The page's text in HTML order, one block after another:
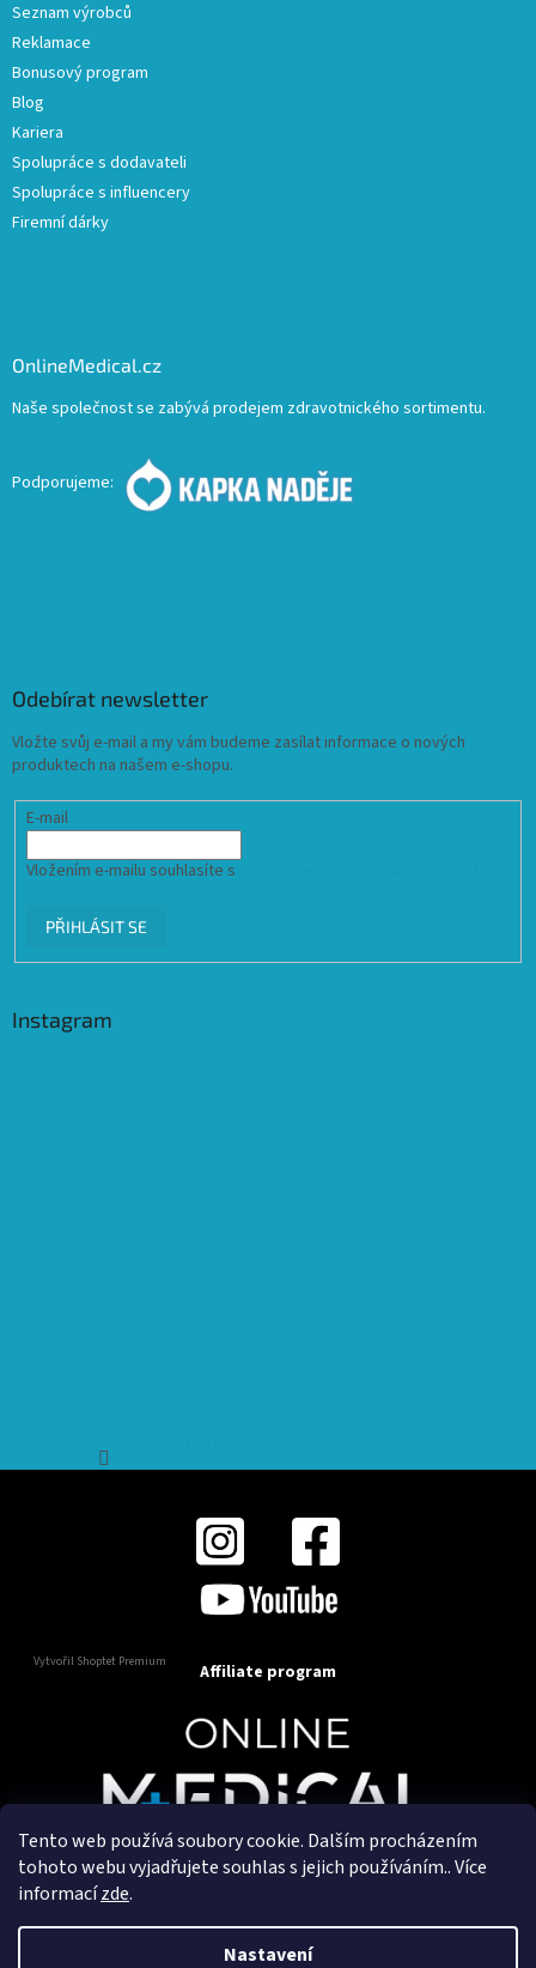
Tento web používá soubory cookie. Dalším procházením
tohoto webu vyjadřujete souhlas s jejich používáním.. Více
informacízde.
Nastavení
Seznam výrobců
Reklamace
Bonusový program
Blog
Kariera
Spolupráce s dodavateli
Spolupráce s influencery
Firemní dárky
OnlineMedical.cz
Naše společnost se zabývá prodejem zdravotnického sortimentu.
Podporujeme:
Odebírat newsletter
Vložte svůj e-mail a my vám budeme zasílat informace o nových
produktech na našem e-shopu.
E-mail
Vložením e-mailu souhlasíte s
PŘIHLÁSIT SE
Instagram
Vytvořil Shoptet Premium Affiliate program
Copyright 2025OnlineMedical.cz. Všechna práva
Vytvořil a marketingově zajišťuje